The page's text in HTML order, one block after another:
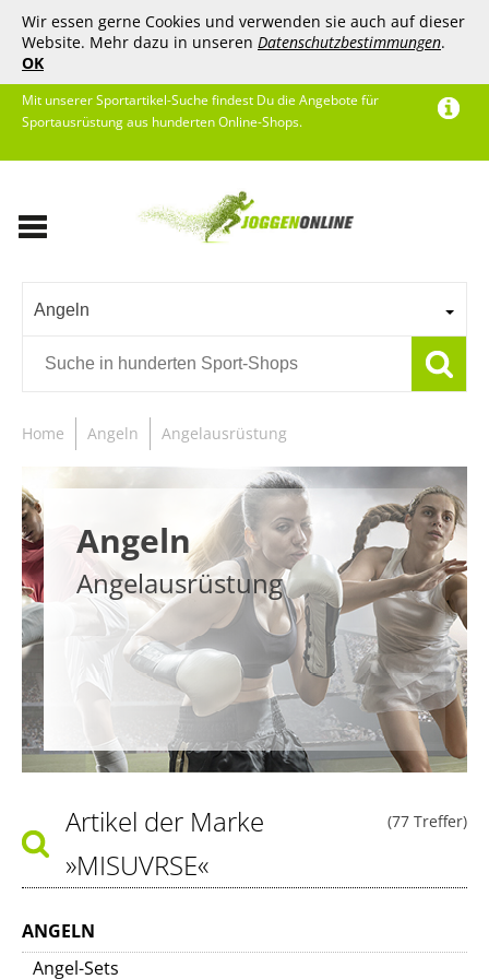
Wir essen gerne Cookies und verwenden sie auch auf dieser
Website. Mehr dazu in unseren Datenschutzbestimmungen.
OK
Mit unserer Sportartikel-Suche findest Du die Angebote für
Sportausrüstung aus hunderten Online-Shops.
Angeln
Home Angeln Angelausrüstung
Angeln
Angelausrüstung
(77 Treffer)
Artikel der Marke
»MISUVRSE«
ANGELN
Angel-Sets